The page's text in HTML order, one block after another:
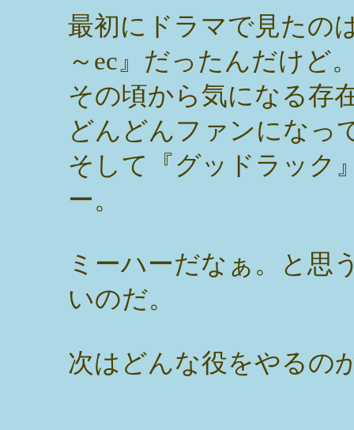
最初にドラマで見たの
～ec』だったんだけど
その頃から気になる存
どんどんファンになっ
そして『グッドラック
ー。
ミーハーだなぁ。と思
いのだ。
次はどんな役をやるの